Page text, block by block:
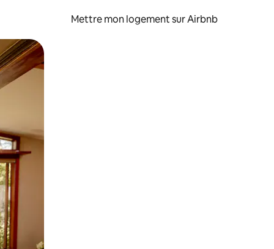
Mettre mon logement sur Airbnb
glisser.